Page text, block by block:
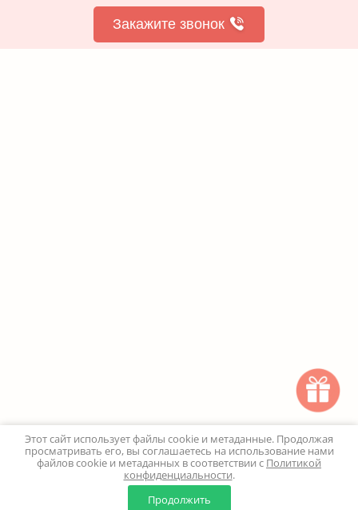
Закажите звонок
0
Корзина
Этот сайт использует файлы cookie и метаданные. Продолжая
просматривать его, вы соглашаетесь на использование нами
файлов cookie и метаданных в соответствии с Политикой
конфиденциальности.
Продолжить